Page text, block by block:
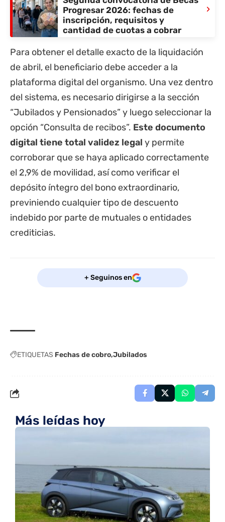
Progresar 2026: fechas de
inscripción, requisitos y
cantidad de cuotas a cobrar
›
Para obtener el detalle exacto de la liquidación
de abril, el beneficiario debe acceder a la
plataforma digital del organismo. Una vez dentro
del sistema, es necesario dirigirse a la sección
“Jubilados y Pensionados” y luego seleccionar la
opción “Consulta de recibos”. Este documento
digital tiene total validez legal y permite
corroborar que se haya aplicado correctamente
el 2,9% de movilidad, así como verificar el
depósito íntegro del bono extraordinario,
previniendo cualquier tipo de descuento
indebido por parte de mutuales o entidades
crediticias.
+ Seguinos en
ETIQUETAS Fechas de cobro Jubilados
Más leídas hoy